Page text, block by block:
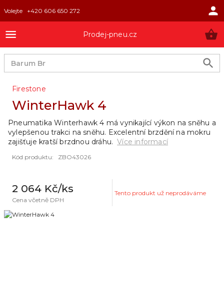
Volejte +420 606 650 272
Prodej-pneu.cz
Firestone
WinterHawk 4
Kód produktu: ZBO43026
2 064 Kč/ks
Cena včetně DPH
Tento produkt už neprodáváme
Pneumatika Winterhawk 4 má vynikající výkon na sněhu a
vylepšenou trakci na sněhu. Excelentní brzdění na mokru
zajišťuje kratší brzdnou dráhu. Více informací